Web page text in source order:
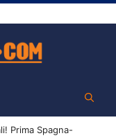
Prima Spagna-